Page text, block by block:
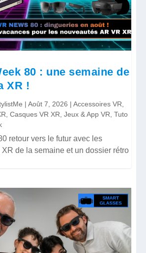
80 : une semaine de
XR !
|Août 7, 2026 |Accessoires VR,
,Casques VR XR,Jeux & App VR,Tuto
retour vers le futur avec les
de la semaine et un dossier rétro